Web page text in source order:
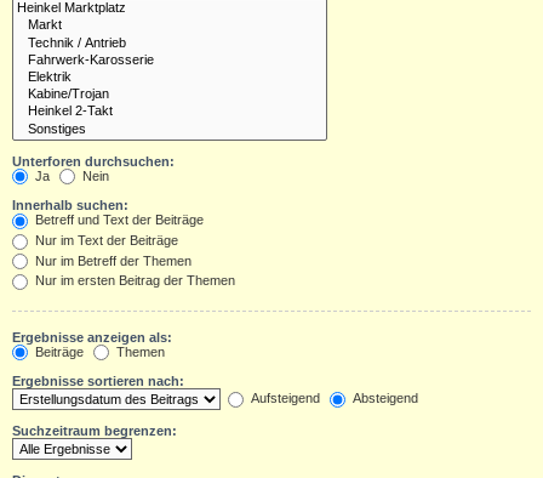
Unterforen durchsuchen:
Ja
Nein
Innerhalb suchen:
Betreff und Text der Beiträge
Nur im Text der Beiträge
Nur im Betreff der Themen
Nur im ersten Beitrag der Themen
Ergebnisse anzeigen als:
Beiträge
Themen
Ergebnisse sortieren nach:
Aufsteigend
Absteigend
Suchzeitraum begrenzen: